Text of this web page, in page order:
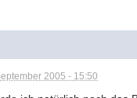
2005 - 15:50